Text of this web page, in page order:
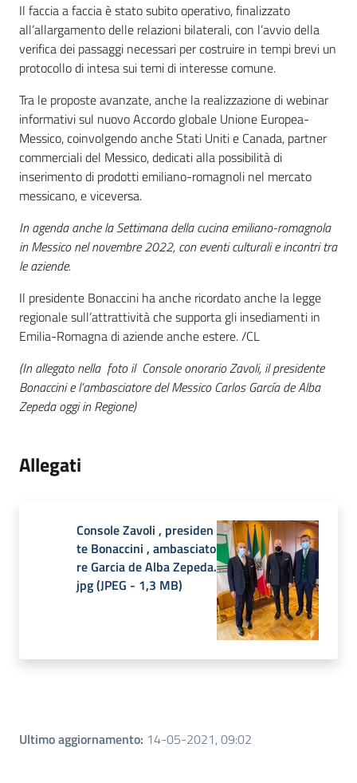
Il faccia a faccia è stato subito operativo, finalizzato
all’allargamento delle relazioni bilaterali, con l’avvio della
verifica dei passaggi necessari per costruire in tempi brevi un
protocollo di intesa sui temi di interesse comune.
Tra le proposte avanzate, anche la realizzazione di webinar
informativi sul nuovo Accordo globale Unione Europea-
Messico, coinvolgendo anche Stati Uniti e Canada, partner
commerciali del Messico, dedicati alla possibilità di
inserimento di prodotti emiliano-romagnoli nel mercato
messicano, e viceversa.
In agenda anche la Settimana della cucina emiliano-romagnola
in Messico nel novembre 2022, con eventi culturali e incontri tra
le aziende.
Il presidente Bonaccini ha anche ricordato anche la legge
regionale sull’attrattività che supporta gli insediamenti in
Emilia-Romagna di aziende anche estere. /CL
(In allegato nella foto il Console onorario Zavoli, il presidente
Bonaccini e l’ambasciatoredel MessicoCarlos García de Alba
Zepeda oggi in Regione)
Allegati
Console Zavoli , presiden
te Bonaccini , ambasciato
re Garcia de Alba Zepeda.
jpg(JPEG - 1,3 MB)
Ultimo aggiornamento: 14-05-2021, 09:02